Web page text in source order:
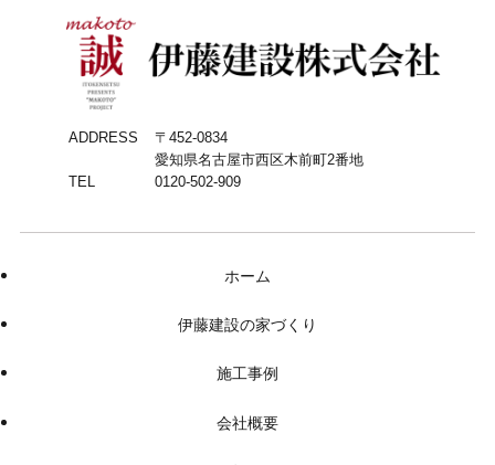
ADDRESS
〒452-0834
愛知県名古屋市西区木前町2番地
TEL
0120-502-909
ホーム
伊藤建設の家づくり
施工事例
会社概要